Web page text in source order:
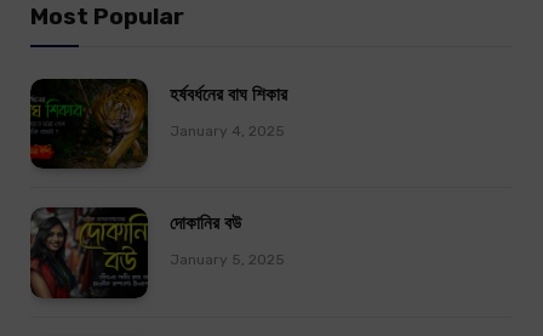
Most Popular
হর্ষবর্ধনের বাঘ শিকার
January 4, 2025
দোকানির বউ
January 5, 2025